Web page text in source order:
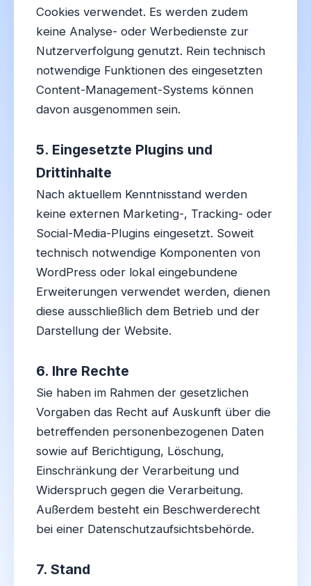
Cookies verwendet. Es werden zudem
keine Analyse- oder Werbedienste zur
Nutzerverfolgung genutzt. Rein technisch
notwendige Funktionen des eingesetzten
Content-Management-Systems können
davon ausgenommen sein.
5. Eingesetzte Plugins und
Drittinhalte
Nach aktuellem Kenntnisstand werden
keine externen Marketing-, Tracking- oder
Social-Media-Plugins eingesetzt. Soweit
technisch notwendige Komponenten von
WordPress oder lokal eingebundene
Erweiterungen verwendet werden, dienen
diese ausschließlich dem Betrieb und der
Darstellung der Website.
6. Ihre Rechte
Sie haben im Rahmen der gesetzlichen
Vorgaben das Recht auf Auskunft über die
betreffenden personenbezogenen Daten
sowie auf Berichtigung, Löschung,
Einschränkung der Verarbeitung und
Widerspruch gegen die Verarbeitung.
Außerdem besteht ein Beschwerderecht
bei einer Datenschutzaufsichtsbehörde.
7. Stand